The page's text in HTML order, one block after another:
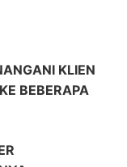
KLIEN
BEBERAPA